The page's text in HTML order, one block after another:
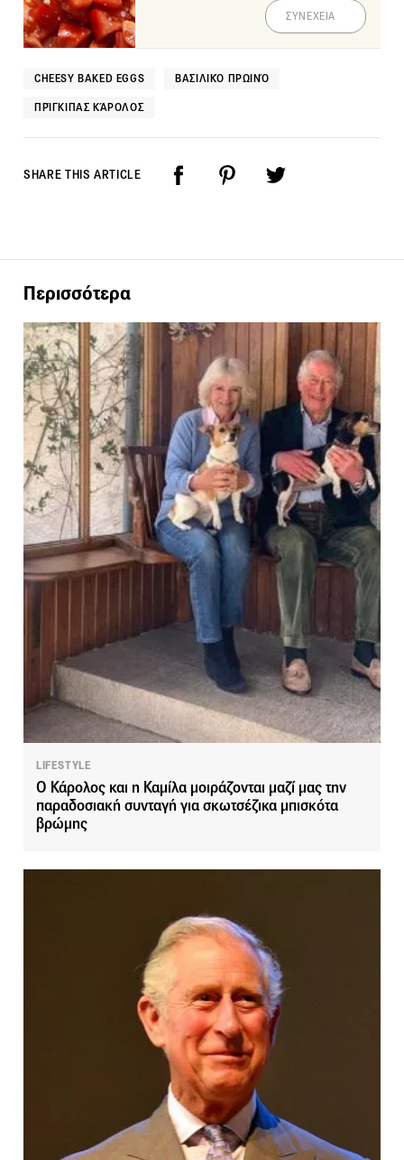
ΣΥΝΕΧΕΙΑ
CHEESY BAKED EGGS ΒΑΣΙΛΙΚΌ ΠΡΩΙΝΌ
ΠΡΊΓΚΙΠΑΣ ΚΆΡΟΛΟΣ
SHARE THIS ARTICLE
Περισσότερα
LIFESTYLE
O Κάρολος και η Καμίλα μοιράζονται μαζί μας την
παραδοσιακή συνταγή για σκωτσέζικα μπισκότα
βρώμης